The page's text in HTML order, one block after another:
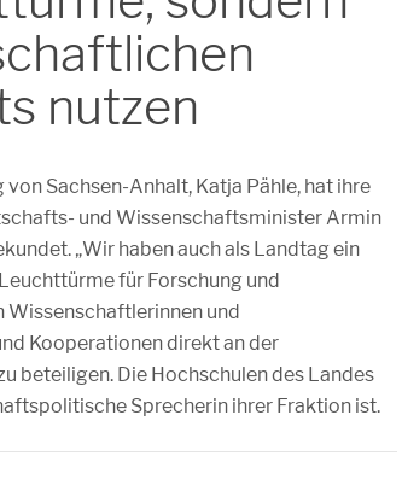
nutzen
Sachsen-Anhalt, Katja Pähle, hat ihre
und Wissenschaftsminister Armin
„Wir haben auch als Landtag ein
für Forschung und
Wissenschaftlerinnen und
Kooperationen direkt an der
beteiligen. Die Hochschulen des Landes
Sprecherin ihrer Fraktion ist.